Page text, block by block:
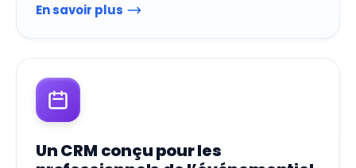
En savoir plus
Un CRM conçu pour les